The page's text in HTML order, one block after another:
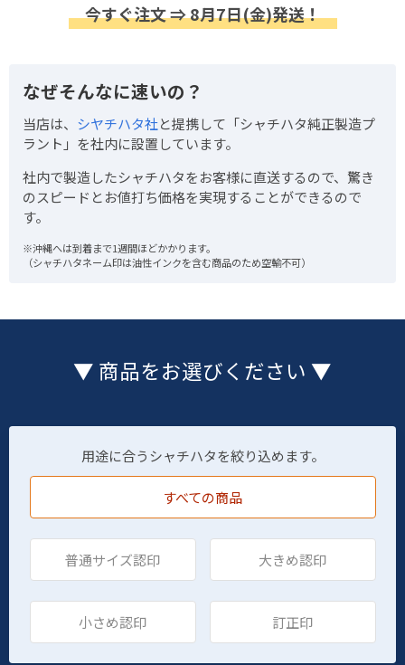
今すぐ注文 ⇒ 8月7日(金)発送！
なぜそんなに速いの？
当店は、 シヤチハタ社と提携して「シャチハタ純正製造プ
ラント」を社内に設置しています。
社内で製造したシャチハタをお客様に直送するので、驚き
のスピードとお値打ち価格を実現することができるので
す。
※沖縄へは到着まで1週間ほどかかります。
（シャチハタネーム印は油性インクを含む商品のため空輸不可）
▼ 商品をお選びください ▼
用途に合うシャチハタを絞り込めます。
すべての商品
普通サイズ認印 大きめ認印
小さめ認印 訂正印